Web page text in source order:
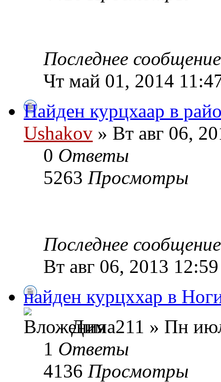
Последнее
Чт май 01, 2014
Найден курцхаар в
Ushakov » Вт авг 06,
0 Ответы
5263 Просмотры
Последнее
Вт авг 06, 2013
найден курцххар в
Дима211 » Пн
1 Ответы
4136 Просмотры